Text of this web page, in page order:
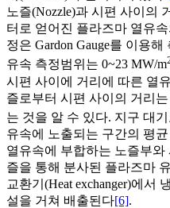
노즐(Nozzle)과 시편 사이의
터로 얻어진 플라즈마 열유
정은 Gardon Gauge를 이용해
유속 측정범위는 0~23 MW/m
시편 사이에 거리에 따른 열
즐로부터 시편 사이의 거리
는 것을 알 수 있다. 지구 대
유속에 노출되는 구간의 평
열유속에 부합하는 노즐부
즐을 통해 분사된 플라즈마
교환기(Heat exchanger)에서
설을 거쳐 배출된다[6].